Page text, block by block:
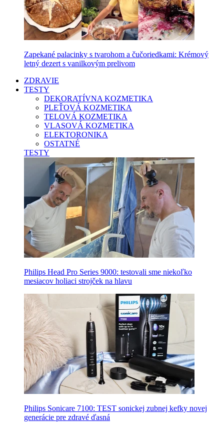
Zapekané palacinky s tvarohom a čučoriedkami: Krémový
letný dezert s vanilkovým prelivom
ZDRAVIE
TESTY
DEKORATÍVNA KOZMETIKA
PLEŤOVÁ KOZMETIKA
TELOVÁ KOZMETIKA
VLASOVÁ KOZMETIKA
ELEKTORONIKA
OSTATNÉ
TESTY
Philips Head Pro Series 9000: testovali sme niekoľko
mesiacov holiaci strojček na hlavu
Philips Sonicare 7100: TEST sonickej zubnej kefky novej
generácie pre zdravé ďasná